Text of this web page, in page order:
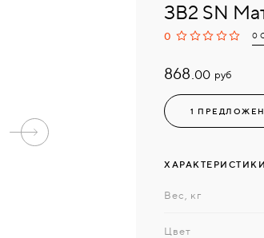
ЗВ2 SN
0 0
868.00 руб
1
ХАРАКТЕРИСТИКИ
Вес, кг
Цвет